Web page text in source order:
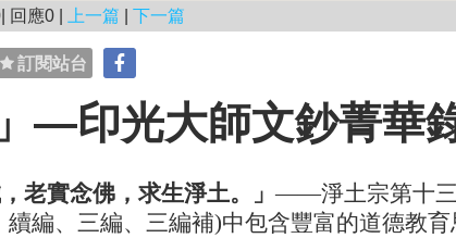
回應0 | 上一篇 下一篇
訂閱站台
—印光大師文鈔菁華
老實念佛，求生淨土。」——淨土宗第十三
續編、三編、三編補)中包含豐富的道德教